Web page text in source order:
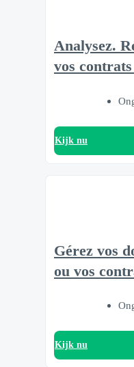
Analysez.
vos
Kijk nu
Gérez vos
ou vos
Kijk nu